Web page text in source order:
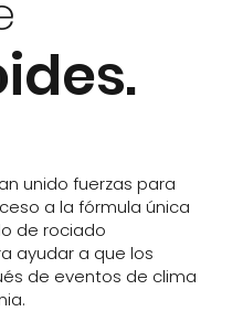
unido fuerzas para
a la fórmula única
de rociado
ayudar a que los
de eventos de clima